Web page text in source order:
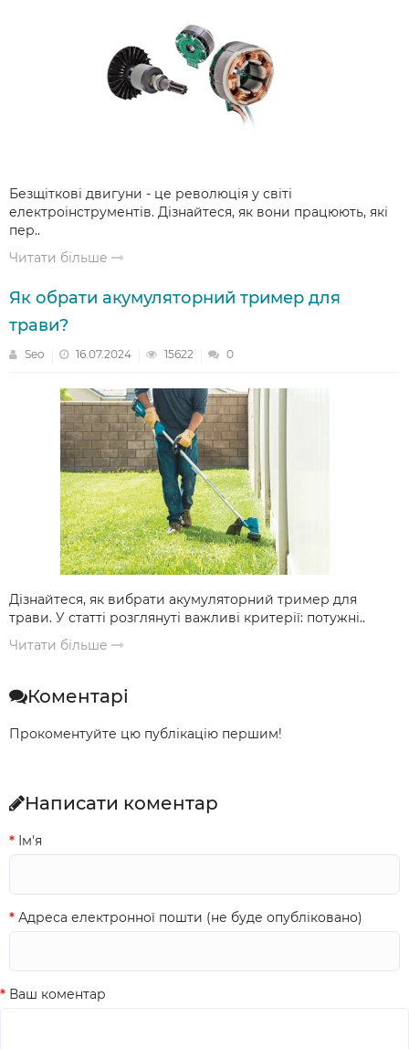
Безщіткові двигуни - це революція у світі
електроінструментів. Дізнайтеся, як вони працюють, які
пер..
Читати більше
Як обрати акумуляторний тример для
трави?
Seo 16.07.2024 15622 0
Дізнайтеся, як вибрати акумуляторний тример для
трави. У статті розглянуті важливі критерії: потужні..
Читати більше
Коментарі
Прокоментуйте цю публікацію першим!
Написати коментар
Ім'я
Адреса електронної пошти (не буде опубліковано)
Ваш коментар